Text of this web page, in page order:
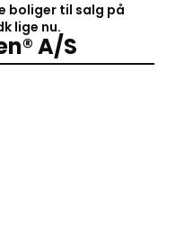
boliger til salg på
lige nu.
A/S